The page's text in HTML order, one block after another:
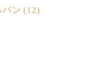
パン (12)